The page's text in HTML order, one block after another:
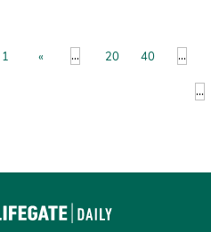
1 « ... 20 40 ...
...